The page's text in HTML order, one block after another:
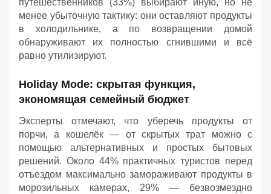
путешественников (33%) выбирают иную, но не
менее убыточную тактику: они оставляют продукты
в холодильнике, а по возвращении домой
обнаруживают их полностью сгнившими и всё
равно утилизируют.
Holiday Mode: скрытая функция,
экономящая семейный бюджет
Эксперты отмечают, что уберечь продукты от
порчи, а кошелёк — от скрытых трат можно с
помощью альтернативных и простых бытовых
решений. Около 44% практичных туристов перед
отъездом максимально замораживают продукты в
морозильных камерах, 29% — безвозмездно